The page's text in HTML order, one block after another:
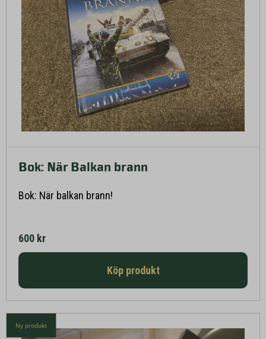
Bok: När Balkan brann
Bok: När balkan brann!
600 kr
Köp produkt
Ny produkt
Läs mer här